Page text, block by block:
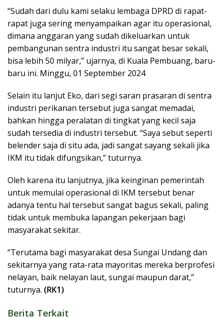
“Sudah dari dulu kami selaku lembaga DPRD di rapat-
rapat juga sering menyampaikan agar itu operasional,
dimana anggaran yang sudah dikeluarkan untuk
pembangunan sentra industri itu sangat besar sekali,
bisa lebih 50 milyar,” ujarnya, di Kuala Pembuang, baru-
baru ini. Minggu, 01 September 2024
Selain itu lanjut Eko, dari segi saran prasaran di sentra
industri perikanan tersebut juga sangat memadai,
bahkan hingga peralatan di tingkat yang kecil saja
sudah tersedia di industri tersebut. “Saya sebut seperti
belender saja di situ ada, jadi sangat sayang sekali jika
IKM itu tidak difungsikan,” tuturnya.
Oleh karena itu lanjutnya, jika keinginan pemerintah
untuk memulai operasional di IKM tersebut benar
adanya tentu hal tersebut sangat bagus sekali, paling
tidak untuk membuka lapangan pekerjaan bagi
masyarakat sekitar.
“Terutama bagi masyarakat desa Sungai Undang dan
sekitarnya yang rata-rata mayoritas mereka berprofesi
nelayan, baik nelayan laut, sungai maupun darat,”
tuturnya. (RK1)
Berita Terkait